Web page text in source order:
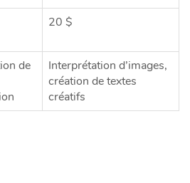
20 $
de
Interprétation d’images,
création de textes
créatifs